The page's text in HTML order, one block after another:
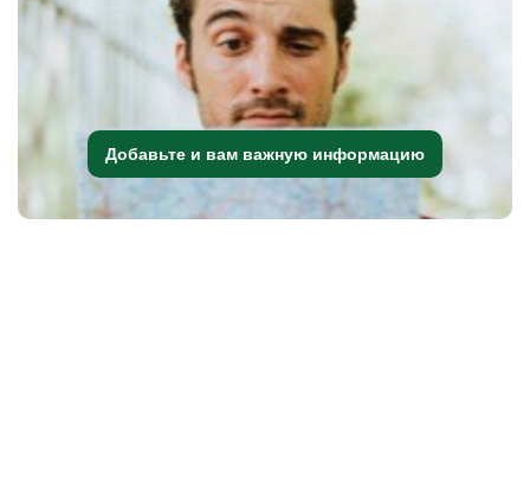
Добавьте и вам важную информацию